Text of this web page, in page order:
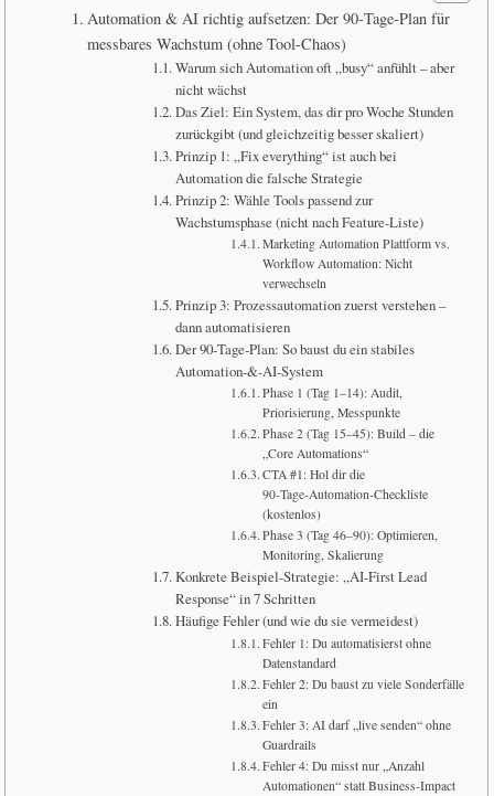
Automation & AI richtig aufsetzen: Der 90‑Tage‑Plan für
messbares Wachstum (ohne Tool-Chaos)
Warum sich Automation oft „busy“ anfühlt – aber
nicht wächst
Das Ziel: Ein System, das dir pro Woche Stunden
zurückgibt (und gleichzeitig besser skaliert)
Prinzip 1: „Fix everything“ ist auch bei
Automation die falsche Strategie
Prinzip 2: Wähle Tools passend zur
Wachstumsphase (nicht nach Feature-Liste)
Marketing Automation Plattform vs.
Workflow Automation: Nicht
verwechseln
Prinzip 3: Prozessautomation zuerst verstehen –
dann automatisieren
Der 90‑Tage‑Plan: So baust du ein stabiles
Automation-&-AI-System
Phase 1 (Tag 1–14): Audit,
Priorisierung, Messpunkte
Phase 2 (Tag 15–45): Build – die
„Core Automations“
CTA #1: Hol dir die
90‑Tage‑Automation‑Checkliste
(kostenlos)
Phase 3 (Tag 46–90): Optimieren,
Monitoring, Skalierung
Konkrete Beispiel-Strategie: „AI-First Lead
Response“ in 7 Schritten
Häufige Fehler (und wie du sie vermeidest)
Fehler 1: Du automatisierst ohne
Datenstandard
Fehler 2: Du baust zu viele Sonderfälle
ein
Fehler 3: AI darf „live senden“ ohne
Guardrails
Fehler 4: Du misst nur „Anzahl
Automationen“ statt Business-Impact